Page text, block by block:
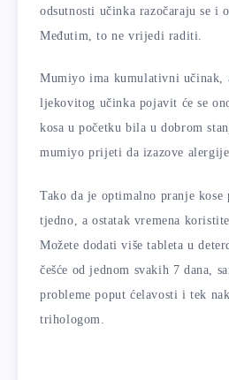
odsutnosti učinka razočaraju se i
Međutim, to ne vrijedi raditi.
Mumiyo ima kumulativni učinak,
ljekovitog učinka pojavit će se
kosa u početku bila u dobrom
mumiyo prijeti da izazove
Tako da je optimalno pranje kose
tjedno, a ostatak vremena
Možete dodati više tableta u
češće od jednom svakih 7 dana,
probleme poput ćelavosti i tek
trihologom.